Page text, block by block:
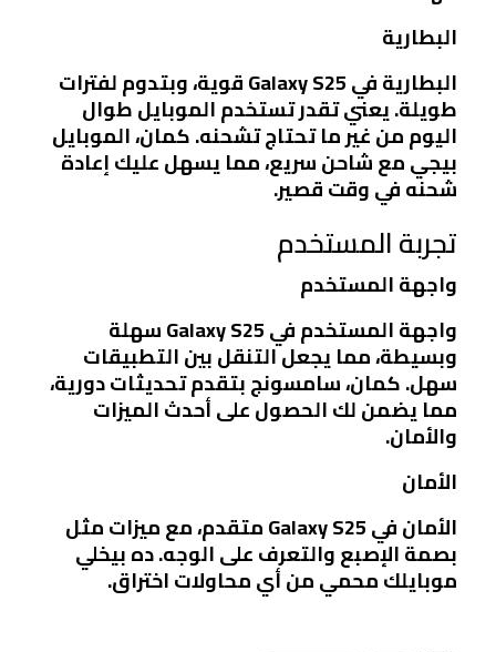
البطارية
البطارية في Galaxy S25 قوية، وبتدوم لفترات
طويلة. يعني تقدر تستخدم الموبايل طوال
اليوم من غير ما تحتاج تشحنه. كمان، الموبايل
بيجي مع شاحن سريع، مما يسهل عليك إعادة
شحنه في وقت قصير.
تجربة المستخدم
واجهة المستخدم
واجهة المستخدم في Galaxy S25 سهلة
وبسيطة، مما يجعل التنقل بين التطبيقات
سهل. كمان، سامسونج بتقدم تحديثات دورية،
مما يضمن لك الحصول على أحدث الميزات
والأمان.
الأمان
الأمان في Galaxy S25 متقدم، مع ميزات مثل
بصمة الإصبع والتعرف على الوجه. ده بيخلي
موبايلك محمي من أي محاولات اختراق.